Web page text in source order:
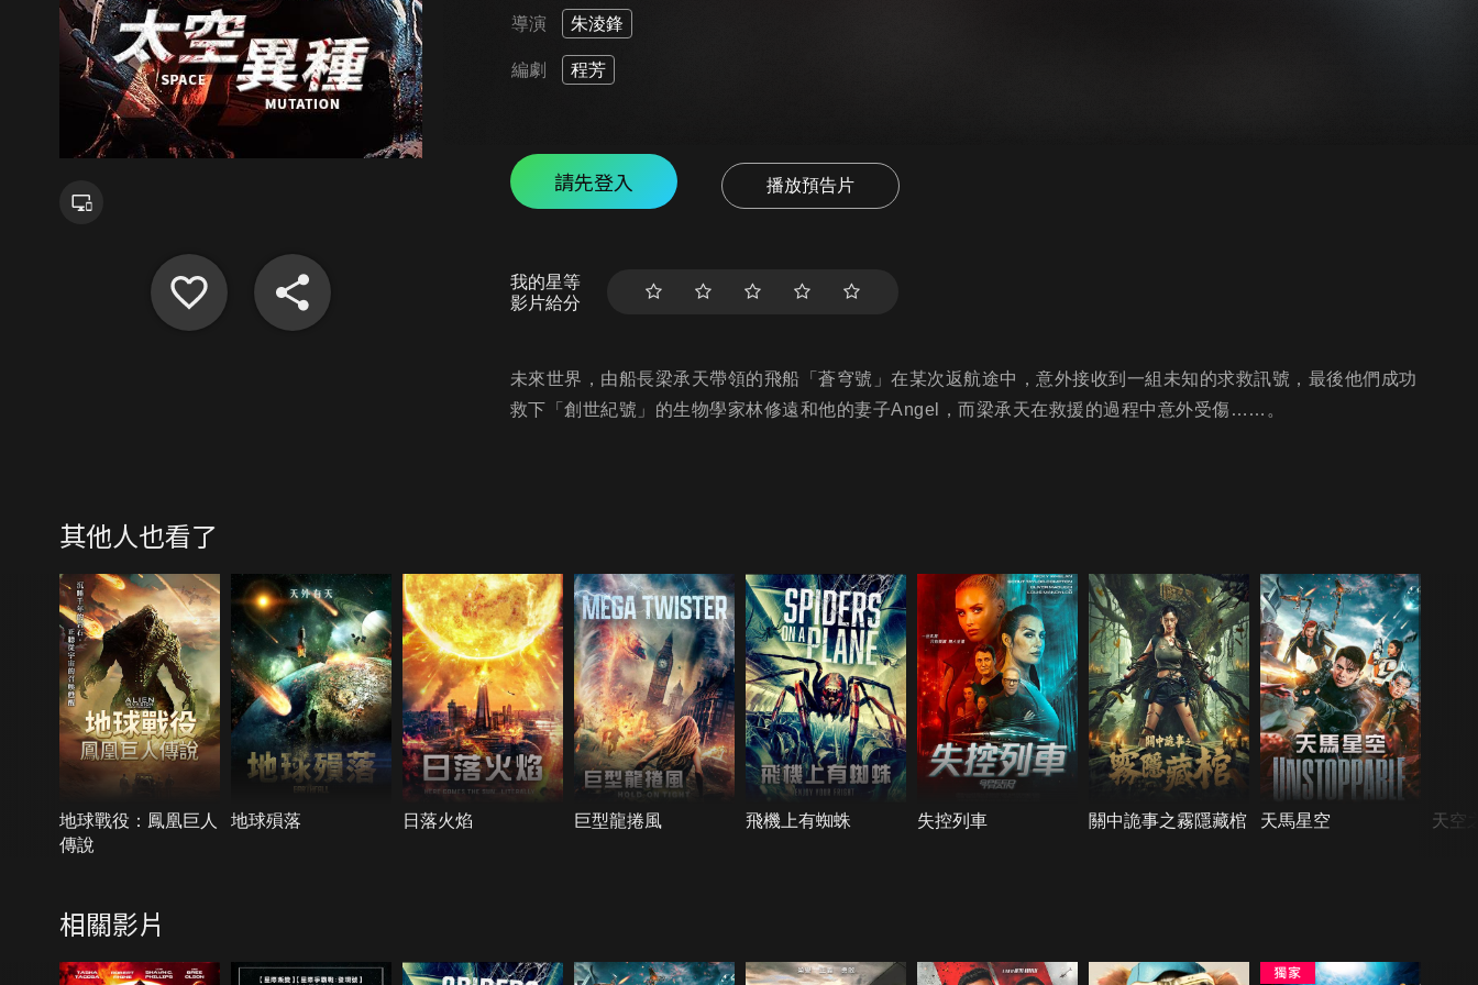
導演 朱淩鋒
編劇 程芳
請先登入 播放預告片
我的星等
影片給分
未來世界，由船長梁承天帶領的飛船「蒼穹號」在某次返航途中，意外接收到一組未知的求救訊號，最後他們成功
救下「創世紀號」的生物學家林修遠和他的妻子Angel，而梁承天在救援的過程中意外受傷……。
其他人也看了
地球戰役：鳳凰巨人
傳說
地球殞落 日落火焰 巨型龍捲風 飛機上有蜘蛛 失控列車 關中詭事之霧隱藏棺 天馬星空 天空
相關影片